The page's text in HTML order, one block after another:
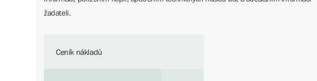
žadateli.
Ceník nákladů